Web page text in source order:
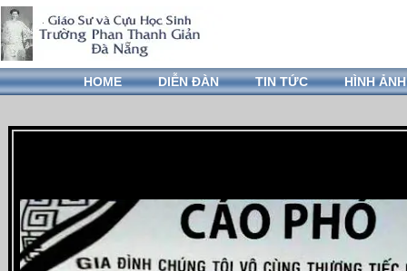
HOME DIỄN ĐÀN TIN TỨC HÌNH ẢNH